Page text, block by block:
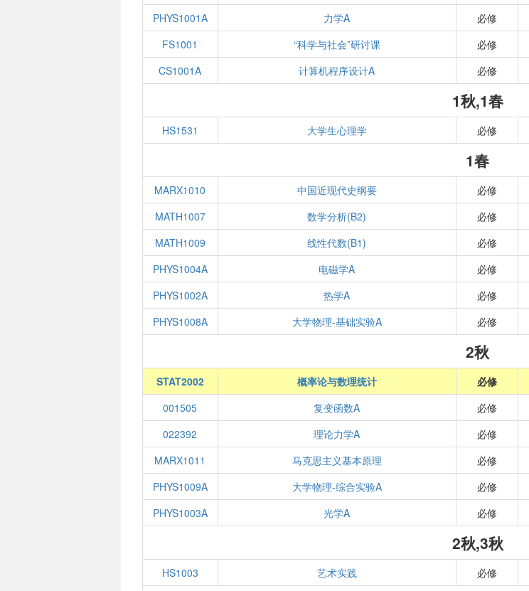
PHYS1001A
力学A 必修
FS1001
“科学与社会”研讨课 必修
CS1001A
计算机程序设计A 必修
1秋,1春
HS1531 大学生心理学 必修
1春
MARX1010 中国近现代史纲要 必修
MATH1007
数学分析(B2) 必修
MATH1009
线性代数(B1) 必修
PHYS1004A
电磁学A 必修
PHYS1002A
热学A 必修
PHYS1008A
大学物理-基础实验A 必修
2秋
STAT2002 概率论与数理统计 必修
001505
复变函数A 必修
022392
理论力学A 必修
MARX1011
马克思主义基本原理 必修
PHYS1009A
大学物理-综合实验A 必修
PHYS1003A
光学A 必修
2秋,3秋
HS1003 艺术实践 必修